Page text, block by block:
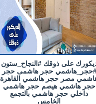
على ذوقك #النجاح_ستون
#حجر_هاشمي حجر هاشمى حجر
مصر حجر هاشمي القاهرة
حجر هاشمي هيصم حجر هاشمي
داخلي حجر هاشمي بالتجمع
الخامس